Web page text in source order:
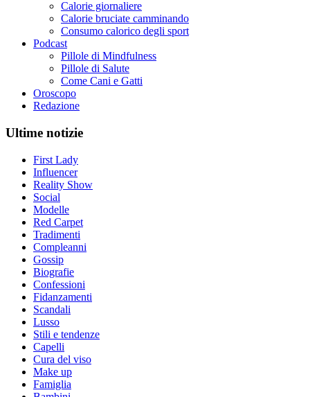
Calorie giornaliere
Calorie bruciate camminando
Consumo calorico degli sport
Podcast
Pillole di Mindfulness
Pillole di Salute
Come Cani e Gatti
Oroscopo
Redazione
Ultime notizie
First Lady
Influencer
Reality Show
Social
Modelle
Red Carpet
Tradimenti
Compleanni
Gossip
Biografie
Confessioni
Fidanzamenti
Scandali
Lusso
Stili e tendenze
Capelli
Cura del viso
Make up
Famiglia